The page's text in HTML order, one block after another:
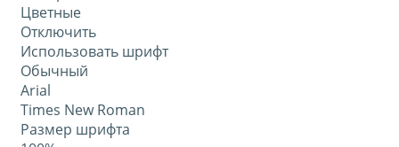
Цветные
Отключить
Использовать шрифт
Обычный
Arial
Times New Roman
Размер шрифта